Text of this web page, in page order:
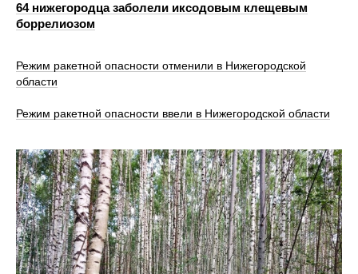
64 нижегородца заболели иксодовым клещевым
боррелиозом
Режим ракетной опасности отменили в Нижегородской
области
Режим ракетной опасности ввели в Нижегородской области